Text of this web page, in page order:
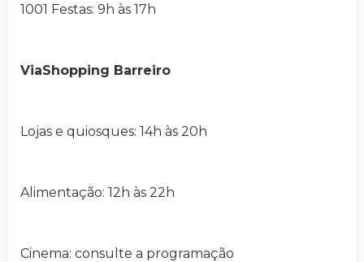
1001 Festas: 9h às 17h
ViaShopping Barreiro
Lojas e quiosques: 14h às 20h
Alimentação: 12h às 22h
Cinema: consulte a programação